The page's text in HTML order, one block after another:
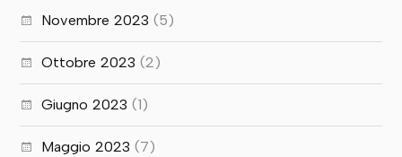
Novembre 2023 (5)
Ottobre 2023 (2)
Giugno 2023 (1)
Maggio 2023 (7)